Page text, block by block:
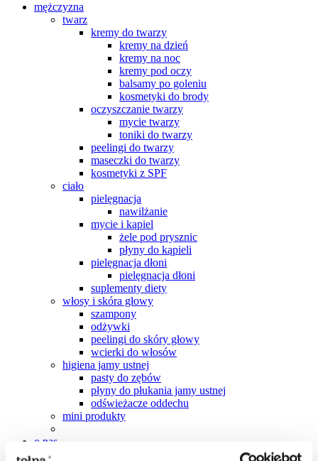
mężczyzna
twarz
kremy do twarzy
kremy na dzień
kremy na noc
kremy pod oczy
balsamy po goleniu
kosmetyki do brody
oczyszczanie twarzy
mycie twarzy
toniki do twarzy
peelingi do twarzy
maseczki do twarzy
kosmetyki z SPF
ciało
pielęgnacja
nawilżanie
mycie i kąpiel
żele pod prysznic
płyny do kąpieli
pielęgnacja dłoni
pielęgnacja dłoni
suplementy diety
włosy i skóra głowy
szampony
odżywki
peelingi do skóry głowy
wcierki do włosów
higiena jamy ustnej
pasty do zębów
płyny do płukania jamy ustnej
odświeżacze oddechu
mini produkty
o nas